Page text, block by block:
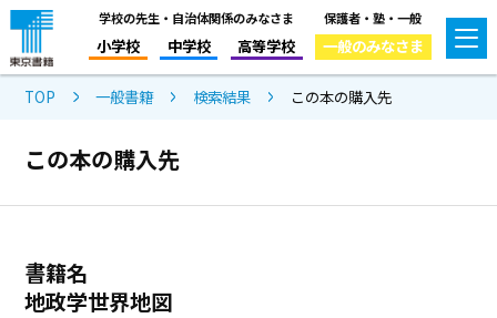
学校の先生・自治体関係のみなさま
小学校 中学校 高等学校
保護者・塾・一般
一般のみなさま
TOP 一般書籍 検索結果 この本の購入先
この本の購入先
書籍名
地政学世界地図